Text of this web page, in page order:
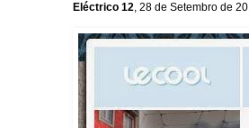
Eléctrico 12, 28 de Setembro de